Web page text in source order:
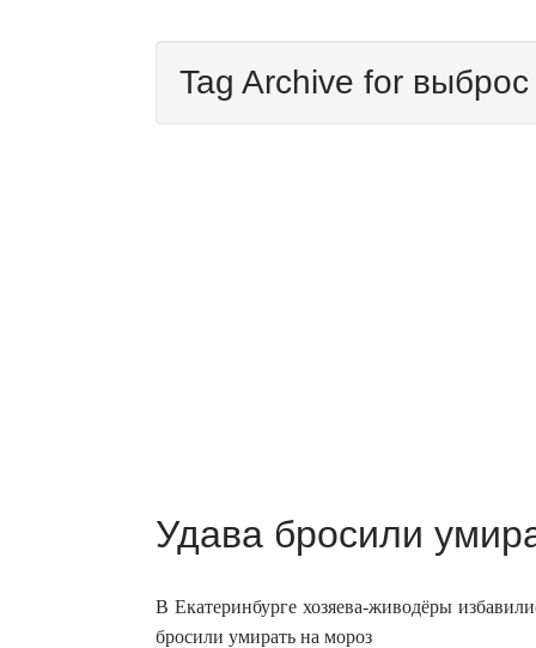
Tag Archive for выброс
Удава бросили
В Екатеринбурге хозяева-живодёры
бросили умирать на мороз